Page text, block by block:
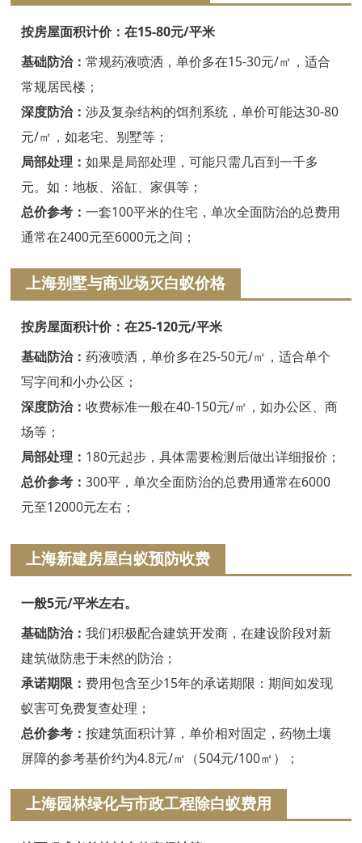
平湖白蚁防治
海宁白蚁防治
嘉善白蚁防治
海盐白蚁防治
湖州白蚁防治
长兴白蚁防治
安吉白蚁防治
绍兴白蚁防治
诸暨白蚁防治
嵊州白蚁防治
新昌白蚁防治
金华白蚁防治
义乌白蚁防治
永康白蚁防治
武义白蚁防治
浦江白蚁防治
磐安白蚁防治
衢州白蚁防治
江山白蚁防治
按房屋面积计价：在15-80元/平米
基础防治： 常规药液喷洒，单价多在15-30元/㎡，适合
常规居民楼；
深度防治： 涉及复杂结构的饵剂系统，单价可能达30-80
元/㎡，如老宅、别墅等；
局部处理： 如果是局部处理，可能只需几百到一千多
元。如：地板、浴缸、家俱等；
总价参考： 一套100平米的住宅，单次全面防治的总费用
通常在2400元至6000元之间；
上海别墅与商业场灭白蚁价格
按房屋面积计价：在25-120元/平米
基础防治： 药液喷洒，单价多在25-50元/㎡，适合单个
写字间和小办公区；
深度防治： 收费标准一般在40-150元/㎡，如办公区、商
场等；
局部处理： 180元起步，具体需要检测后做出详细报价；
总价参考： 300平，单次全面防治的总费用通常在6000
元至12000元左右；
上海新建房屋白蚁预防收费
一般5元/平米左右。
基础防治： 我们积极配合建筑开发商，在建设阶段对新
建筑做防患于未然的防治；
承诺期限： 费用包含至少15年的承诺期限：期间如发现
蚁害可免费复查处理；
总价参考： 按建筑面积计算，单价相对固定，药物土壤
屏障的参考基价约为4.8元/㎡（504元/100㎡）；
上海园林绿化与市政工程除白蚁费用